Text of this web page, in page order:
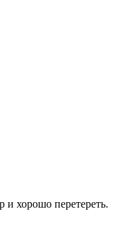
и хорошо перетереть.